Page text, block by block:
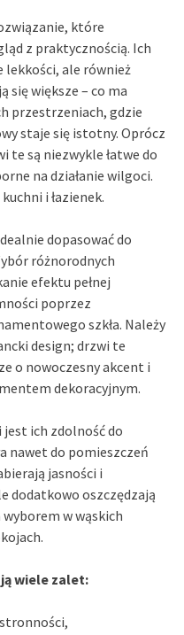
które
z praktycznością. Ich
lekkości, ale również
się większe – co ma
przestrzeniach, gdzie
staje się istotny. Oprócz
te są niezwykle łatwe do
na działanie wilgoci.
i łazienek.
dopasować do
różnorodnych
efektu pełnej
poprzez
szkła. Należy
design; drzwi te
o nowoczesny akcent i
dekoracyjnym.
ich zdolność do
nawet do pomieszczeń
jasności i
dodatkowo oszczędzają
w wąskich
wiele zalet: